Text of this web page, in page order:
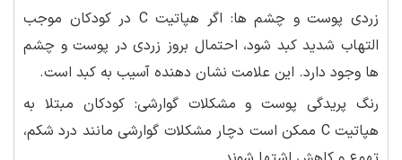
زردی پوست و چشم ها: اگر هپاتیت C در کودکان موجب
التهاب شدید کبد شود، احتمال بروز زردی در پوست و چشم
ها وجود دارد. این علامت نشان دهنده آسیب به کبد است.
رنگ پریدگی پوست و مشکلات گوارشی: کودکان مبتلا به
هپاتیت C ممکن است دچار مشکلات گوارشی مانند درد شکم،